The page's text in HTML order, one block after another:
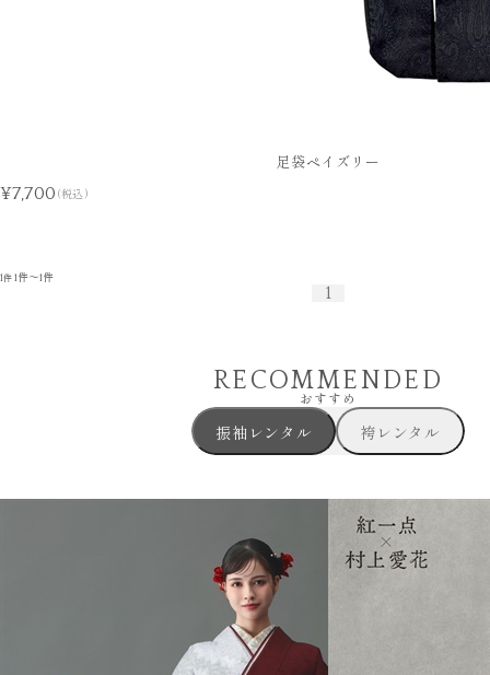
足袋ペイズリー
¥7,700 (税込)
1件 1件～1件
1
RECOMMENDED
おすすめ
振袖レンタル 袴レンタル